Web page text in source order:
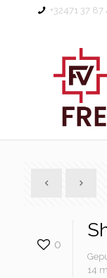
+32471 37 87
0
14